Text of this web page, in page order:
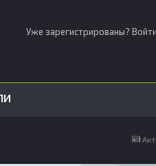
Уже зарегистрированы? Войти